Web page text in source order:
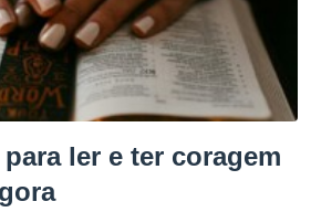
ler e ter coragem